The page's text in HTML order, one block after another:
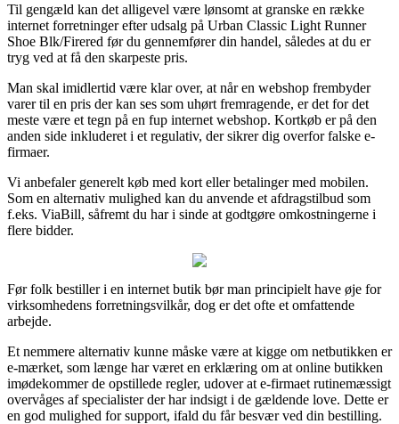
Til gengæld kan det alligevel være lønsomt at granske en række
internet forretninger efter udsalg på Urban Classic Light Runner
Shoe Blk/Firered før du gennemfører din handel, således at du er
tryg ved at få den skarpeste pris.
Man skal imidlertid være klar over, at når en webshop frembyder
varer til en pris der kan ses som uhørt fremragende, er det for det
meste være et tegn på en fup internet webshop. Kortkøb er på den
anden side inkluderet i et regulativ, der sikrer dig overfor falske e-
firmaer.
Vi anbefaler generelt køb med kort eller betalinger med mobilen.
Som en alternativ mulighed kan du anvende et afdragstilbud som
f.eks. ViaBill, såfremt du har i sinde at godtgøre omkostningerne i
flere bidder.
Før folk bestiller i en internet butik bør man principielt have øje for
virksomhedens forretningsvilkår, dog er det ofte et omfattende
arbejde.
Et nemmere alternativ kunne måske være at kigge om netbutikken er
e-mærket, som længe har været en erklæring om at online butikken
imødekommer de opstillede regler, udover at e-firmaet rutinemæssigt
overvåges af specialister der har indsigt i de gældende love. Dette er
en god mulighed for support, ifald du får besvær ved din bestilling.